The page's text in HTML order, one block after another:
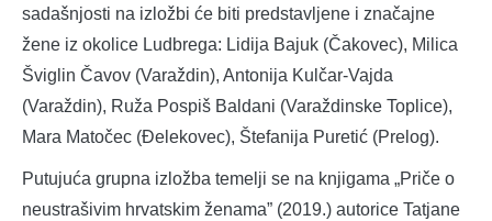
sadašnjosti na izložbi će biti predstavljene i značajne
žene iz okolice Ludbrega: Lidija Bajuk (Čakovec), Milica
Šviglin Čavov (Varaždin), Antonija Kulčar-Vajda
(Varaždin), Ruža Pospiš Baldani (Varaždinske Toplice),
Mara Matočec (Đelekovec), Štefanija Puretić (Prelog).
Putujuća grupna izložba temelji se na knjigama „Priče o
neustrašivim hrvatskim ženama” (2019.) autorice Tatjane